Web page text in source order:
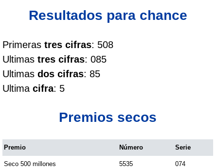
Caribeña Noche
Chontico Día
Chontico Noche
Resultados para chance
Primeras tres cifras: 508
Ultimas tres cifras: 085
Ultimas dos cifras: 85
Ultima cifra: 5
Premios secos
Premio Número Serie
Seco 500 millones 5535 074